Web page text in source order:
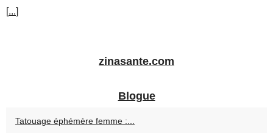
[...]
zinasante.com
Blogue
Tatouage éphémère femme :...